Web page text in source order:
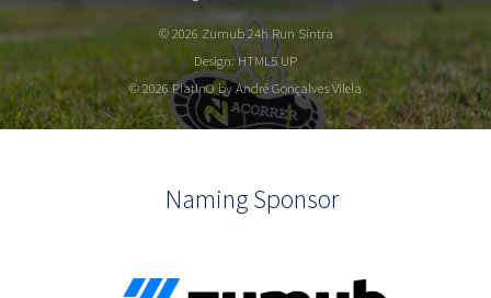
© 2026 Zumub 24h Run Sintra
Design:HTML5 UP
© 2026 PlatInO by André Gonçalves Vilela
Naming Sponsor